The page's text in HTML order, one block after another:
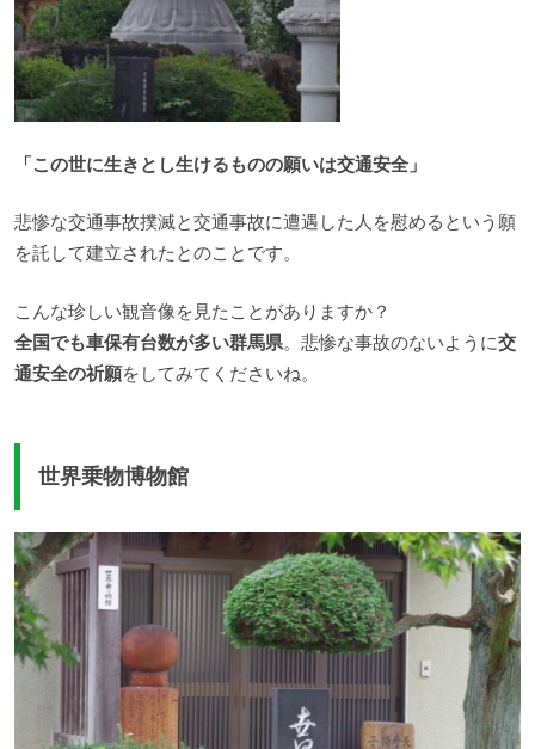
「この世に生きとし生けるものの願いは交通安全」
悲惨な交通事故撲滅と交通事故に遭遇した人を慰めるという願
を託して建立されたとのことです。
こんな珍しい観音像を見たことがありますか？
全国でも車保有台数が多い群馬県。悲惨な事故のないように交
通安全の祈願をしてみてくださいね。
世界乗物博物館